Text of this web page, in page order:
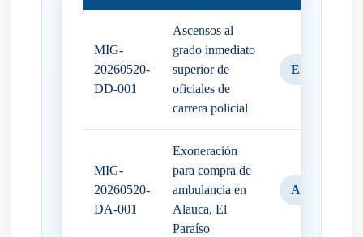
MIG-
20260520-
DD-001
Ascensos al
grado inmediato
superior de
oficiales de
carrera policial
EnDebate
MIG-
20260520-
DA-001
Exoneración
para compra de
ambulancia en
Alauca, El
Paraíso
Aprobado